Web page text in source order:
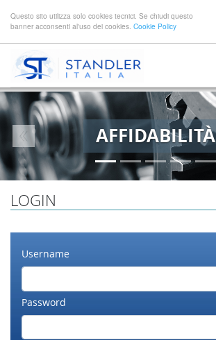
Questo sito utilizza solo cookies tecnici. Se chiudi questo
banner acconsenti al'uso dei cookies. Cookie Policy
AFFIDABILITÀ
Previous
LOGIN
Username
Password